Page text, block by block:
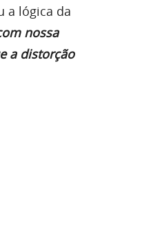
a lógica da
nossa
a distorção